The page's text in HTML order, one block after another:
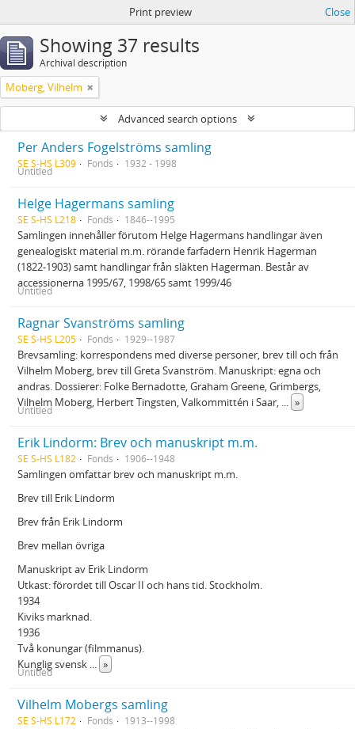
Print preview Close
Showing 37 results
Archival description
Moberg, Vilhelm
Advanced search options
Per Anders Fogelströms samling
SE S-HS L309 Fonds 1932 - 1998
Untitled
Helge Hagermans samling
SE S-HS L218 Fonds 1846--1995
Samlingen innehåller förutom Helge Hagermans handlingar även
genealogiskt material m.m. rörande farfadern Henrik Hagerman
(1822-1903) samt handlingar från släkten Hagerman. Består av
accessionerna 1995/67, 1998/65 samt 1999/46
Untitled
Ragnar Svanströms samling
SE S-HS L205 Fonds 1929--1987
Brevsamling: korrespondens med diverse personer, brev till och från
Vilhelm Moberg, brev till Greta Svanström. Manuskript: egna och
andras. Dossierer: Folke Bernadotte, Graham Greene, Grimbergs,
Vilhelm Moberg, Herbert Tingsten, Valkommittén i Saar, ... »
Untitled
Erik Lindorm: Brev och manuskript m.m.
SE S-HS L182 Fonds 1906--1948
Samlingen omfattar brev och manuskript m.m.
Brev till Erik Lindorm
Brev från Erik Lindorm
Brev mellan övriga
Manuskript av Erik Lindorm
Utkast: förordet till Oscar II och hans tid. Stockholm.
1934
Kiviks marknad.
1936
Två konungar (filmmanus).
Kunglig svensk ... »
Untitled
Vilhelm Mobergs samling
SE S-HS L172 Fonds 1913--1998